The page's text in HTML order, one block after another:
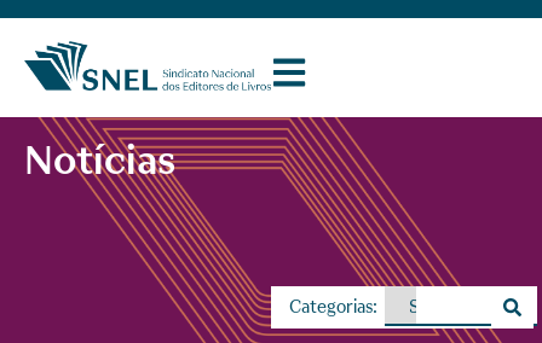
Notícias
Categorias: